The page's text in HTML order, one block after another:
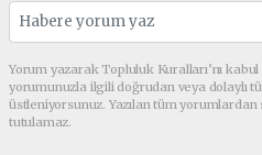
Yorum yazarak Topluluk Kuralları’nı
yorumunuzla ilgili doğrudan veya dolaylı
üstleniyorsunuz. Yazılan tüm
tutulamaz.